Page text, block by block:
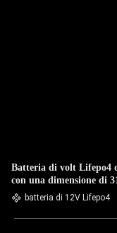
Batteria di volt Lifepo4
con una dimensione di
batteria di 12V Lifepo4